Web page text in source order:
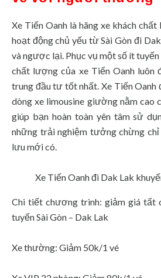
Xe Tiến Oanh là hãng xe khách
hoạt động chủ yếu từ Sài Gòn đi
và ngược lại. Phục vụ một số ít
chất lượng của xe Tiến Oanh luôn
trung đầu tư tốt nhất. Xe Tiến
dòng xe limousine giường nằm cao
giúp bạn hoàn toàn yên tâm sử
những trải nghiệm tưởng chừng
lưu mới có.
Xe Tiến Oanh đi Dak Lak
Chi tiết chương trình: giảm giá tất
tuyến Sài Gòn – Dak Lak
Xe thường: Giảm 50k/1 vé